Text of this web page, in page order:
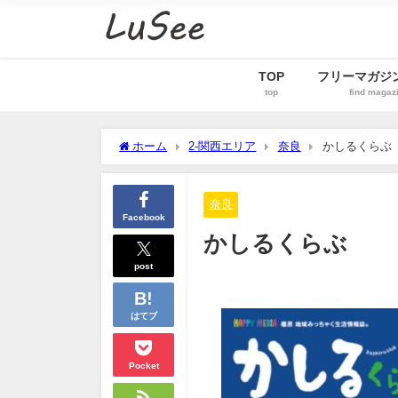
TOP
top
フリーマガジ
find
ホーム 2-関西エリア 奈良 かしるくらぶ
Facebook
post
はてブ
Pocket
奈良
かしるくらぶ